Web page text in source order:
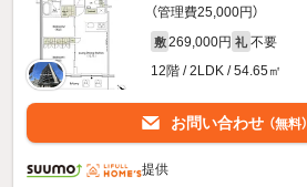
（管理費25,000円）
敷 269,000円 礼 不要
12階 / 2LDK / 54.65㎡
お問い合わせ （無料）
提供